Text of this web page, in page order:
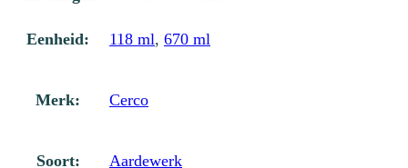
Eenheid: 118 ml, 670 ml
Merk: Cerco
Soort: Aardewerk